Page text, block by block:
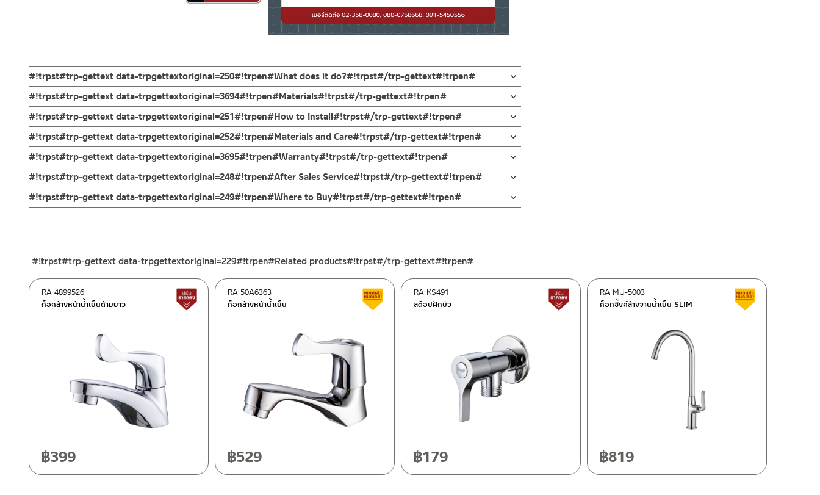
#!trpst#trp-gettext data-trpgettextoriginal=250#!trpen#What does it do?#!trpst#/trp-gettext#!trpen#
สต๊อปวาล์ว สต็อปวาล์วสามทาง Stop Valve ขนาด 1/2″ ชุบโครเมี่ยม ออกแบบให้น้ำ เข้า 1 ออก 2 ขนาดมาตราฐาน สามารถใส่กับข้อต่อ
ขนาด 1/2 ” ตามมาตราฐานสากล มาพร้อมฝาครอบ รับประกันไส้วาล์ว 10 ปี
สต็อปวาล์วสามทาง ชุบโครเมี่ยม เป็นอุปกรณ์ควบคุมการจ่ายน้ำ ใช้ต่อจากท่อปะปา ไปยังเครื่องสุขภัณฑ์์กับหัวฉีดชำระเหมาะสำหรับ บ้านที่เดิน
ท่อมาจุดเดี๋ยว สามารถจ่ายน้ำได้ พร้อมกันทั้ง สายฉีดและ สุขภัณฑ์ ช่วยควบคุมแรงดันน้ำให้เหมาะกับการใช้งานของเรา เช่น ปรับระดับความ
แรงน้ำสายฉีดชำระให้เบาลงหรือแรงขึ้น สามารถควบคุมการใช้น้ำได้ในส่วนที่ต้องการปิดเพื่อการซ่อมแซมโดยไม่ต้องปิดวาล์วน้ำทั้งบ้าน แข็ง
แรงทนทาน รับแรงดันน้ำได้ดีและยากต่อการผุกร่อน น้ำไม่รั่วซึมขณะใช้งานด้วยเซรามิกวาล์วภายใน รับประกันไส้วาล์ว 10 ปี
#!trpst#trp-gettext data-trpgettextoriginal=3694#!trpen#Materials#!trpst#/trp-gettext#!trpen#
ตัวสต็อปวาล์ว
ผลิตจาก ซิงค์ แข็งแรงทนทาน
#!trpst#trp-gettext data-trpgettextoriginal=251#!trpen#How to Install#!trpst#/trp-gettext#!trpen#
ข้อแนะนำในการติดตั้งสำหรับ การติดตั้ง ก๊อกน้ำ วาล์วเปิดปิดน้ำ ฝักบัว และ ชุดสายฉีดชำระ
สำหรับการติดตั้งใหม่ ให้ไล่ฝุ่น เศษทราย เศษท่อ ออกจากท่อน้ำก่อนติดตั้งสินค้า โดยปล่อยน้ำให้ไหลออกจากท่อนาน 1 นาที เพื่อให้แรงน้ำพัด
พาเศษละอองต่างๆ ออกจากท่อน้ำ มิเช่นนั้นสิ่งสกปรกจะเข้าไปภายในสินค้าและสร้างความเสียหายได้ หากตรวจพบเศษละอองต่างๆในสินค้า จะ
ไม่อยู่ในเงื่อนไขการรับประกัน
#!trpst#trp-gettext data-trpgettextoriginal=252#!trpen#Materials and Care#!trpst#/trp-gettext#!trpen#
คำแนะนำในการดูแลรักษาผลิตภัณฑ์
1. ไม่ทำสินค้าให้เกิดความเสียหายอื่น ๆ นอกจากการใช้งานปกติ เช่นไม่ทำตก ไม่งัดหรือโยกสินค้าแรงๆ
2. ทำความสะอาดสินค้าโดยการใช้ผ้านุ่มๆชุบน้ำหมาดๆแล้วเช็ดให้แห้ง
3. ห้ามใช้สารเคมีที่มีฤทธิ์เป็นกรด ในการทำความสะอาด เนื่องจากผิวของสินค้าจะเสียหายได้
4. ห้ามใช้แปรง วัสดุแข็ง หยาบ ห้ามใช้ฝอยขัดทำความสะอาด ขัดหรือถู บนตัวสินค้า ซึ่งจะสร้างความเสียหายให้เกิดขึ้นกับผิวของสินค้าได้
#!trpst#trp-gettext data-trpgettextoriginal=3695#!trpen#Warranty#!trpst#/trp-gettext#!trpen#
รับประกันไส้วาล์ว ไม่รั่วซึม 10 ปี
#!trpst#trp-gettext data-trpgettextoriginal=248#!trpen#After Sales Service#!trpst#/trp-gettext#!trpen#
ช่องทางออนไลน์
– Email: contact@charnpaiboon.com
ศูนย์บริการและอะไหล่ กรุงเทพฯ
662/61-62 ถนน พระราม3 แขวงบางโพงพาง เขตยานนาวา กรุงเทพฯ 10120
โทร: 02-358-0080 / 080-075-8668 / 091-545-0556
เชียงใหม่
โทร: 080-075-2626
#!trpst#trp-gettext data-trpgettextoriginal=249#!trpen#Where to Buy#!trpst#/trp-gettext#!trpen#
–Lazada
– ซื้อสินค้าชิ้นนี้บน Shopee
<<
ซื้อสินค้าชิ้นนี้บน Lazada
โทร: 02-285-5795
@charnpaiboon.sales
ติดต่อ ชาญไพบูลย์ / Contact Us
#!trpst#trp-gettext data-trpgettextoriginal=229#!trpen#Related products#!trpst#/trp-gettext#!trpen#
ก็อกล้างหน้าน้ำเย็นด้ามยาว
RA 4899526 สินค้าปรับราคาลดลง
฿399
ก็อกล้างหน้าน้ำเย็น
RA 50A6363 สินค้าลดราคา เคลียร์สต็อก
฿529
สต๊อปฝักบัว
RA KS491 สินค้าปรับราคาลดลง
฿179
ก็อกซิ้งค์ล้างจานน้ำเย็น SLIM
RA MU-5003
฿819